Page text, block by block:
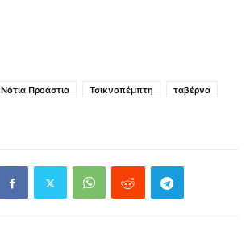
Νότια Προάστια Τσικνοπέμπτη
ταβέρνα